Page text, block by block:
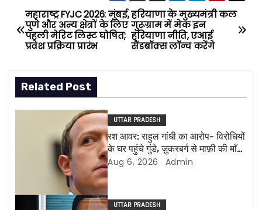
P
o
t
i
हरियाणा के मुख्यमंत्री कल
गुरूग्राम में मेक इन
हरियाणा नीति, एआई
सैंडबॉक्स लॉन्च करेंगे
महाराष्ट्र FYJC 2026: मुंबई,
पुणे और अन्य क्षेत्रों के लिए
पहली मेरिट लिस्ट घोषित;
प्रवेश प्रक्रिया प्रारंभ
Related Post
UTTAR PRADESH
रश आवर: राहुल गांधी का आरोप- विरोधियों
के घर पहुंचे गुंडे, ज़ुकरबर्ग से माफ़ी की माँग
और भी कई मुद्दे
Aug 6, 2026 Admin
UTTAR PRADESH